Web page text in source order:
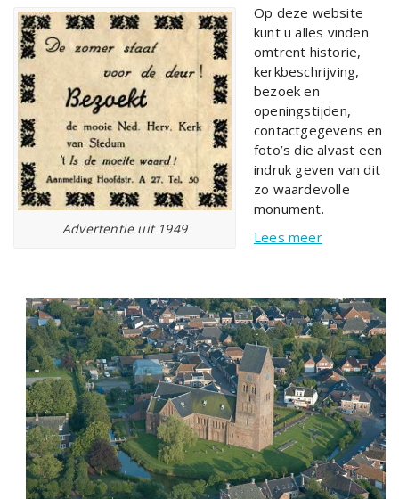
Advertentie uit 1949
Op deze website
kunt u alles vinden
omtrent historie,
kerkbeschrijving,
bezoek en
openingstijden,
contactgegevens en
foto’s die alvast een
indruk geven van dit
zo waardevolle
monument.
Lees meer